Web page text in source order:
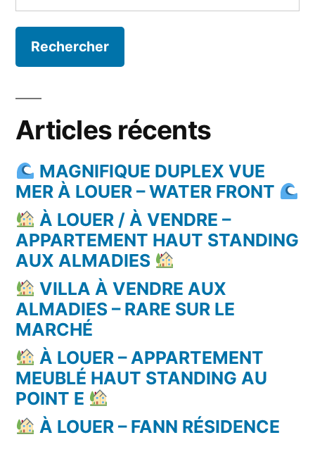
Articles récents
MAGNIFIQUE DUPLEX VUE
MER À LOUER – WATER FRONT
À LOUER / À VENDRE –
APPARTEMENT HAUT STANDING
AUX ALMADIES
VILLA À VENDRE AUX
ALMADIES – RARE SUR LE
MARCHÉ
À LOUER – APPARTEMENT
MEUBLÉ HAUT STANDING AU
POINT E
À LOUER – FANN RÉSIDENCE